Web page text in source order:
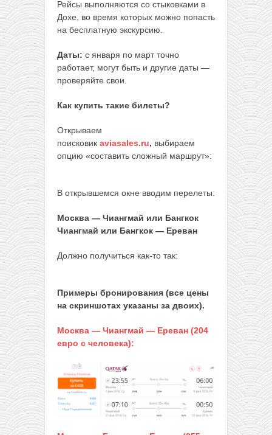
Рейсы выполняются со стыковками в
Дохе, во время которых можно попасть
на бесплатную экскурсию.
Даты: с января по март точно
работает, могут быть и другие даты —
проверяйте свои.
Как купить такие билеты?
Открываем
поисковик aviasales.ru, выбираем
опцию «составить сложный маршрут»:
В открывшемся окне вводим перелеты:
Москва — Чиангмай или Бангкок
Чиангмай или Бангкок — Ереван
Должно получиться как-то так:
Примеры бронирования (все цены
на скриншотах указаны за двоих).
Москва — Чиангмай — Ереван (204
евро с человека):